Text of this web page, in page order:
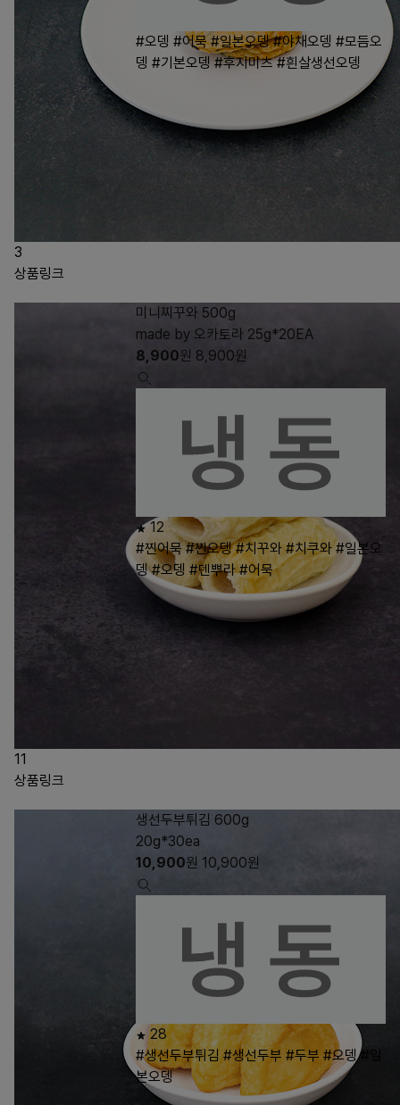
3
#오뎅 #어묵 #일본오뎅 #야채오뎅 #모듬오
뎅 #기본오뎅 #후지미츠 #흰살생선오뎅
상품링크
11
미니찌꾸와 500g
made by 오카토라 25g*20EA
8,900원 8,900원
12
#찐어묵 #찐오뎅 #치꾸와 #치쿠와 #일본오
뎅 #오뎅 #덴뿌라 #어묵
상품링크
생선두부튀김 600g
20g*30ea
10,900원 10,900원
28
#생선두부튀김 #생선두부 #두부 #오뎅 #일
본오뎅